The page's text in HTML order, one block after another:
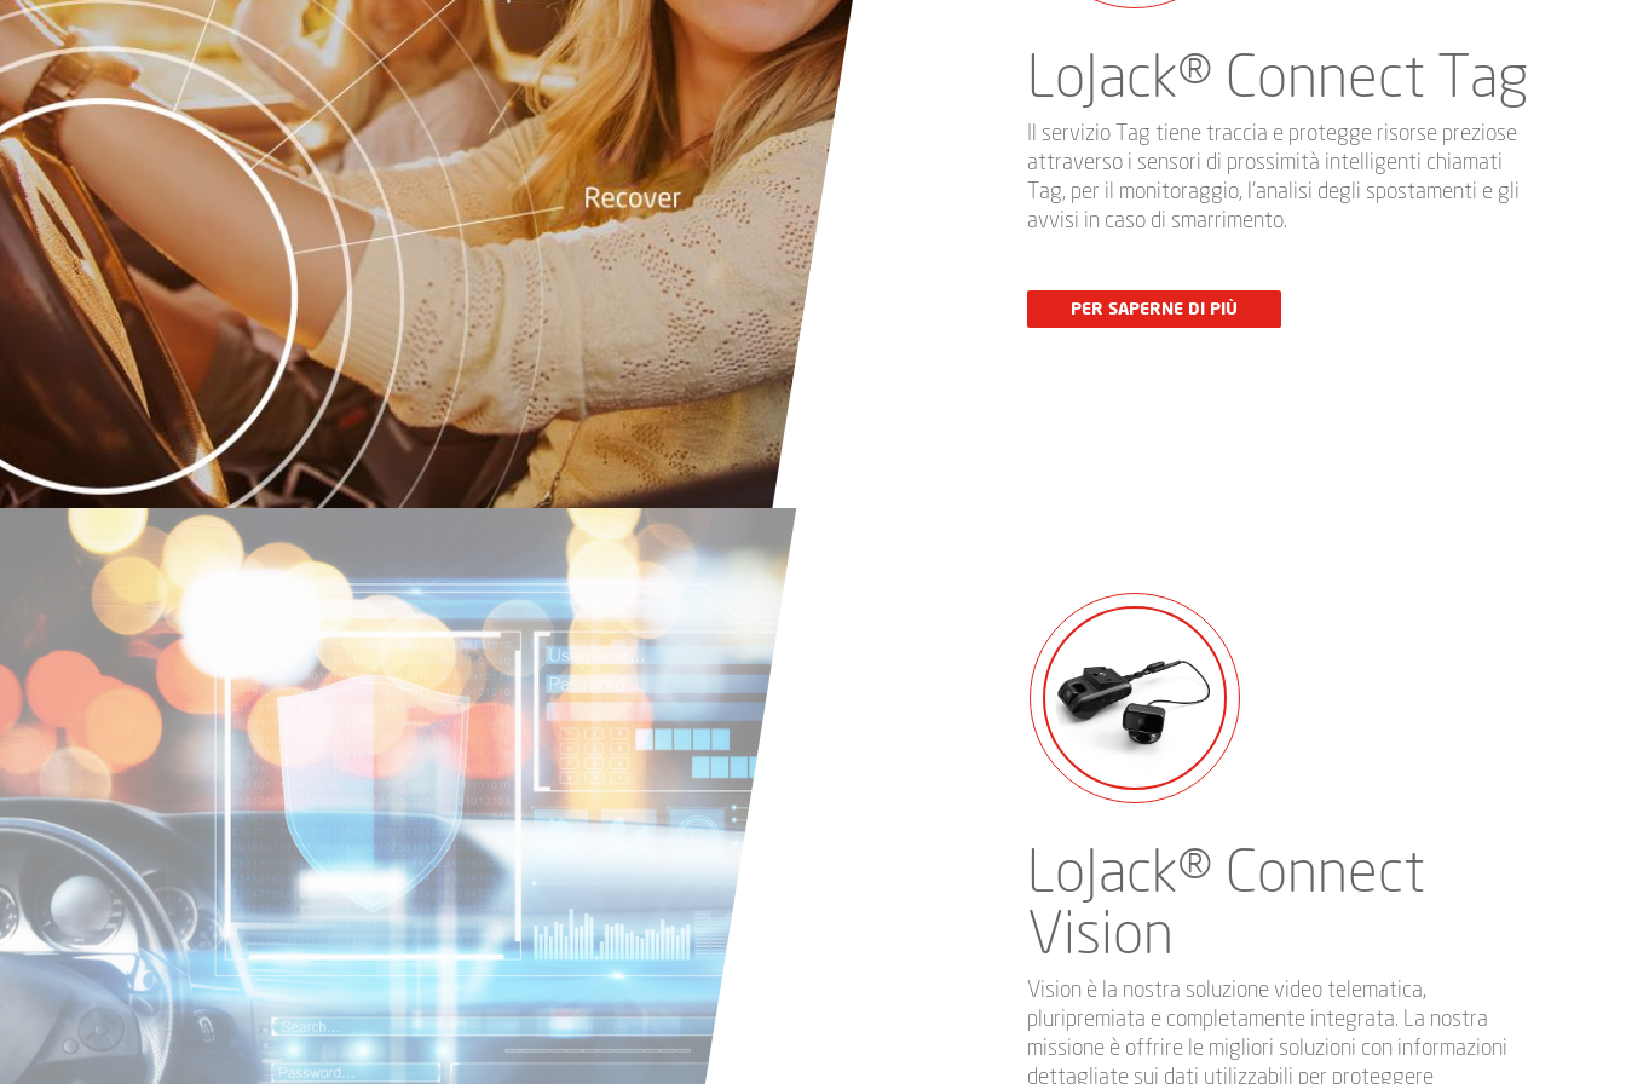
LoJack® Connect Tag
Il servizio Tag tiene traccia e protegge risorse preziose
attraverso i sensori di prossimità intelligenti chiamati
Tag, per il monitoraggio, l’analisi degli spostamenti e gli
avvisi in caso di smarrimento.
PER SAPERNE DI PIÙ
LoJack® Connect
Vision
Vision è la nostra soluzione video telematica,
pluripremiata e completamente integrata. La nostra
missione è offrire le migliori soluzioni con informazioni
dettagliate sui dati utilizzabili per proteggere